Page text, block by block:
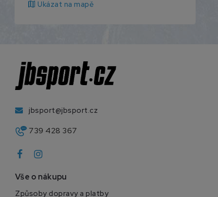
map Ukázat na mapě
jbsport@jbsport.cz
739 428 367
Vše o nákupu
Způsoby dopravy a platby